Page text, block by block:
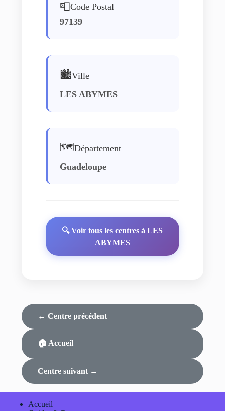
📮Code Postal
97139
🏙️Ville
LES ABYMES
🗺️Département
Guadeloupe
🔍 Voir tous les centres à LES
ABYMES
← Centre précédent
🏠 Accueil
Centre suivant →
Accueil